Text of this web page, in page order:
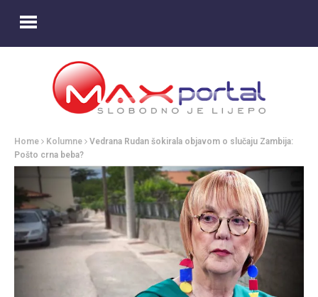
Home Kolumne
Vedrana Rudan šokirala objavom o slučaju Zambija:
Pošto crna beba?